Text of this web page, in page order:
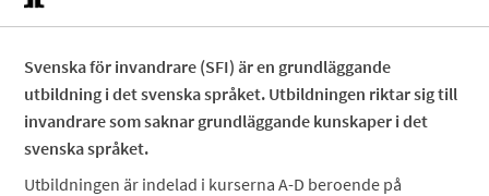
Svenska för invandrare (SFI) är en grundläggande
utbildning i det svenska språket. Utbildningen riktar sig till
invandrare som saknar grundläggande kunskaper i det
svenska språket.
Utbildningen är indelad i kurserna A-D beroende på